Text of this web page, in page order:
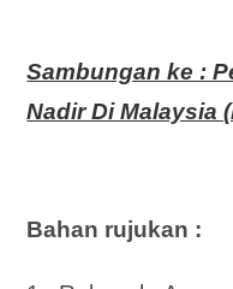
Sambungan ke :
Nadir Di Malaysia
Bahan rujukan :